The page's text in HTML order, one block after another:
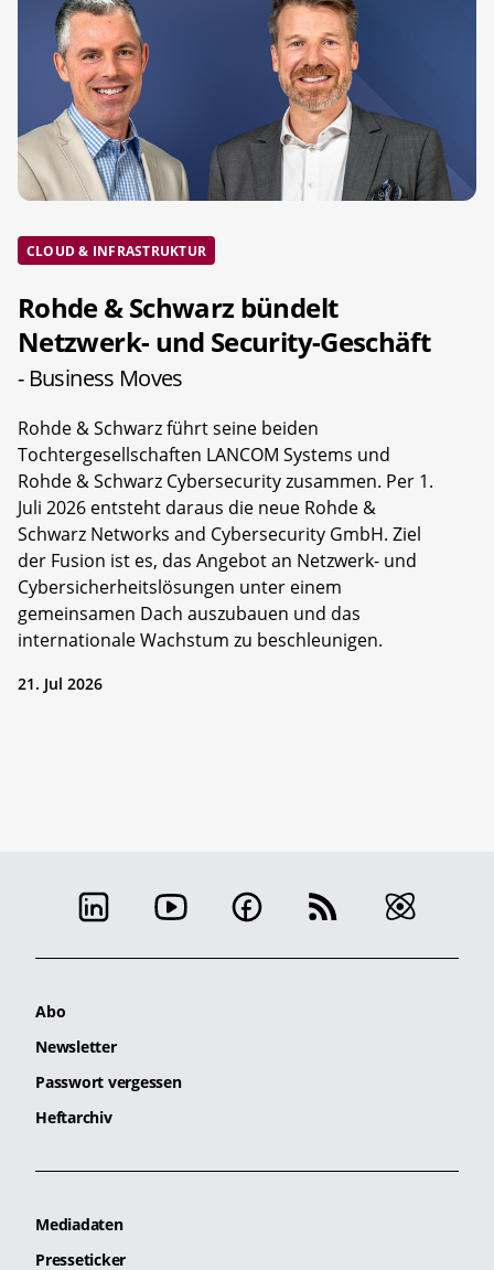
CLOUD & INFRASTRUKTUR
Rohde & Schwarz bündelt
Netzwerk- und Security-Geschäft
- Business Moves
Rohde & Schwarz führt seine beiden
Tochtergesellschaften LANCOM Systems und
Rohde & Schwarz Cybersecurity zusammen. Per 1.
Juli 2026 entsteht daraus die neue Rohde &
Schwarz Networks and Cybersecurity GmbH. Ziel
der Fusion ist es, das Angebot an Netzwerk- und
Cybersicherheitslösungen unter einem
gemeinsamen Dach auszubauen und das
internationale Wachstum zu beschleunigen.
21. Jul 2026
Abo
Newsletter
Passwort vergessen
Heftarchiv
Mediadaten
Presseticker